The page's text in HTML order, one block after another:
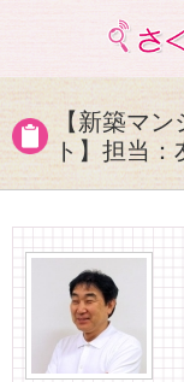
【新築マ
ト】担当：